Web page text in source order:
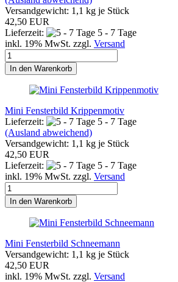
Versandgewicht: 1,1 kg je Stück
42,50 EUR
Lieferzeit:
5 - 7 Tage
inkl. 19% MwSt. zzgl. Versand
In den Warenkorb
Mini Fensterbild Krippenmotiv
Lieferzeit:
5 - 7 Tage
(Ausland abweichend)
Versandgewicht: 1,1 kg je Stück
42,50 EUR
Lieferzeit:
5 - 7 Tage
inkl. 19% MwSt. zzgl. Versand
In den Warenkorb
Mini Fensterbild Schneemann
Versandgewicht: 1,1 kg je Stück
42,50 EUR
inkl. 19% MwSt. zzgl. Versand